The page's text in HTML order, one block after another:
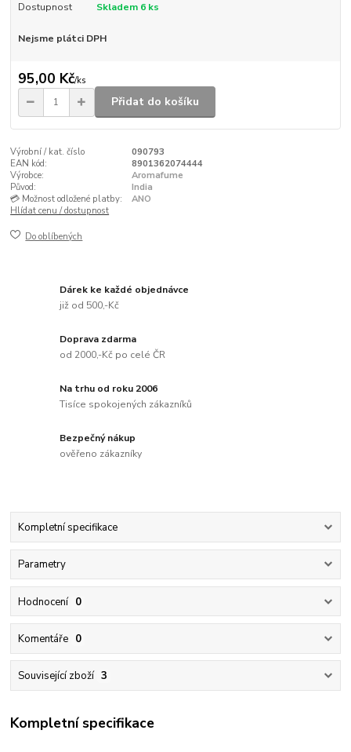
Dostupnost Skladem 6 ks
Nejsme plátci DPH
95,00 Kč/ks
Přidat do košíku
Výrobní / kat. číslo
090793
EAN kód:
8901362074444
Výrobce:
Aromafume
Původ:
India
💳 Možnost odložené platby:
ANO
Hlídat cenu / dostupnost
Do oblíbených
Dárek ke každé objednávce
již od 500,-Kč
Doprava zdarma
od 2000,-Kč po celé ČR
Na trhu od roku 2006
Tisíce spokojených zákazníků
Bezpečný nákup
ověřeno zákazníky
Kompletní specifikace
Parametry
Hodnocení 0
Komentáře 0
Související zboží 3
Kompletní specifikace